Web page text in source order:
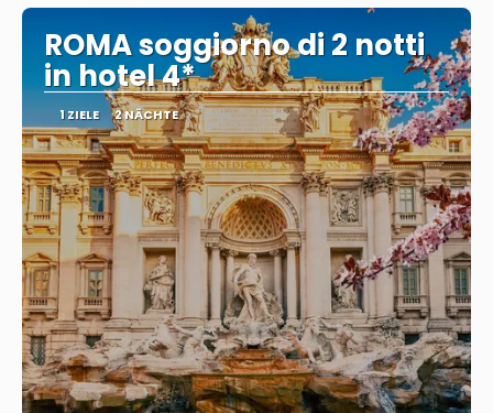
ROMA soggiorno di 2 notti
in hotel 4*
1 ZIELE 2 NÄCHTE